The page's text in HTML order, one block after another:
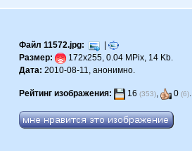
Файл 11572.jpg:
|
Размер:
172x255, 0.04 MPix, 14 Kb.
Дата: 2010-08-11, анонимно.
Рейтинг изображения: 16(353), 0(6).